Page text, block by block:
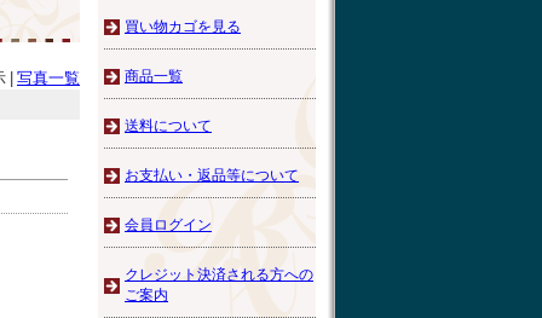
写真一覧
買い物カゴを見る
商品一覧
送料について
お支払い・返品等について
会員ログイン
クレジット決済される方への
ご案内